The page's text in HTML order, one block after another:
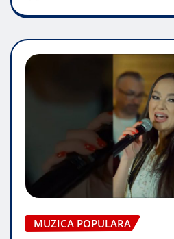
MUZICA POPULARA